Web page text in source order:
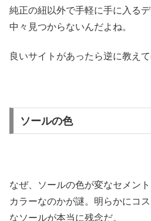
純正の紐以外で手軽に手に入る
中々見つからないんだよね。
良いサイトがあったら逆に教えて
ソールの色
なぜ、ソールの色が変なセメン
カラーなのかが謎。明らかにコ
なソールが本当に残念だ。